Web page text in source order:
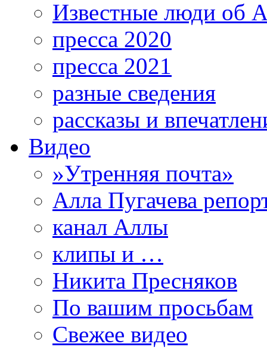
Известные люди об
пресса 2020
пресса 2021
разные сведения
рассказы и
Видео
»Утренняя почта»
Алла Пугачева
канал Аллы
клипы и …
Никита Пресняков
По вашим просьбам
Свежее видео